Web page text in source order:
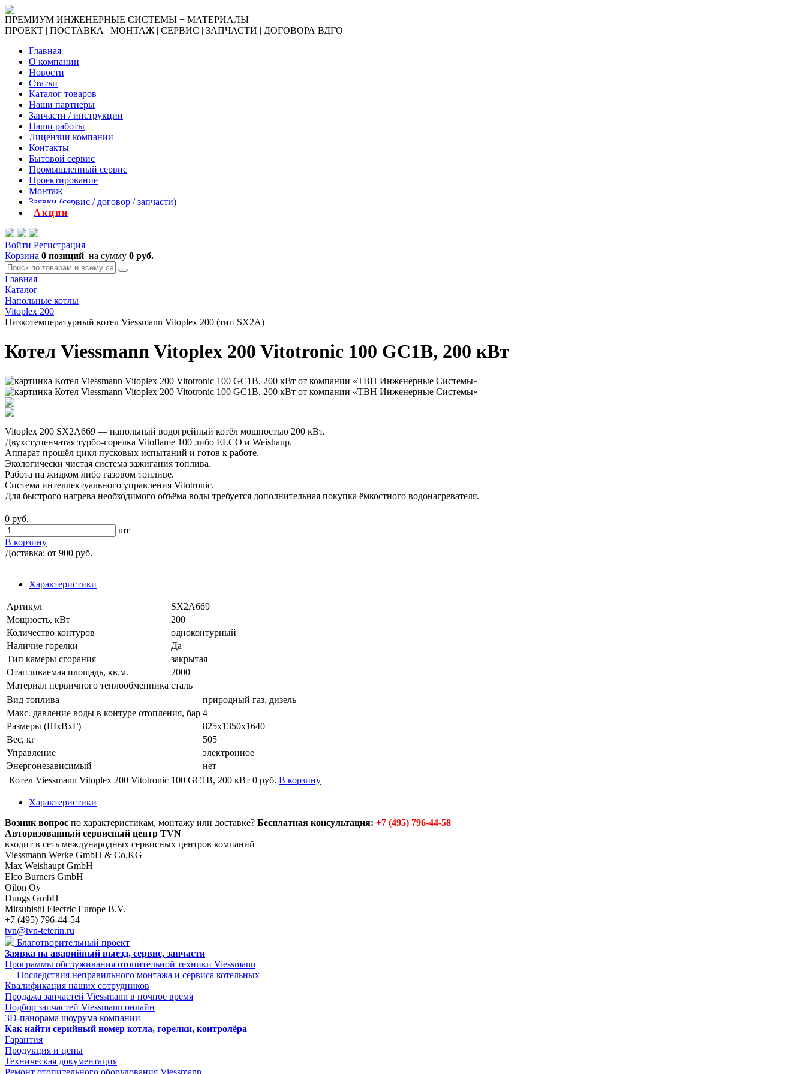
ПРЕМИУМ ИНЖЕНЕРНЫЕ СИСТЕМЫ + МАТЕРИАЛЫ
ПРОЕКТ | ПОСТАВКА | МОНТАЖ | СЕРВИС | ЗАПЧАСТИ | ДОГОВОРА ВДГО
Главная
О компании
Новости
Статьи
Каталог товаров
Наши партнеры
Запчасти / инструкции
Наши работы
Лицензии компании
Контакты
Бытовой сервис
Промышленный сервис
Проектирование
Монтаж
Заявки (сервис / договор / запчасти)
Акции
Войти Регистрация
Корзина 0 позиций на сумму 0 руб.
Главная
Каталог
Напольные котлы
Vitoplex 200
Низкотемпературный котел Viessmann Vitoplex 200 (тип SX2A)
Котел Viessmann Vitoplex 200 Vitotronic 100 GC1B, 200 кВт
Vitoplex 200 SX2A669 — напольный водогрейный котёл мощностью 200 кВт.
Двухступенчатая турбо-горелка Vitoflame 100 либо ELCO и Weishaup.
Аппарат прошёл цикл пусковых испытаний и готов к работе.
Экологически чистая система зажигания топлива.
Работа на жидком либо газовом топливе.
Система интеллектуального управления Vitotronic.
Для быстрого нагрева необходимого объёма воды требуется дополнительная покупка ёмкостного водонагревателя.
0 руб.
шт
В корзину
Доставка: от 900 руб.
Характеристики
Артикул
SX2A669
Мощность, кВт
200
Количество контуров
одноконтурный
Наличие горелки
Да
Тип камеры сгорания
закрытая
Отапливаемая площадь, кв.м.
2000
Материал первичного теплообменника сталь
Вид топлива
природный газ, дизель
Макс. давление воды в контуре отопления, бар 4
Размеры (ШхВхГ)
825x1350x1640
Вес, кг
505
Управление
электронное
Энергонезависимый
нет
Котел Viessmann Vitoplex 200 Vitotronic 100 GC1B, 200 кВт 0 руб. В корзину
Характеристики
Возник вопрос по характеристикам, монтажу или доставке? Бесплатная консультация: +7 (495) 796-44-58
Авторизованный сервисный центр TVN
входит в сеть международных сервисных центров компаний
Viessmann Werke GmbH & Co.KG
Max Weishaupt GmbH
Elco Burners GmbH
Oilon Oy
Dungs GmbH
Mitsubishi Electric Europe B.V.
+7 (495) 796-44-54
tvn@tvn-teterin.ru
Благотворительный проект
Заявка на аварийный выезд, сервис, запчасти
Программы обслуживания отопительной техники Viessmann
Последствия неправильного монтажа и сервиса котельных
Квалификация наших сотрудников
Продажа запчастей Viessmann в ночное время
Подбор запчастей Viessmann онлайн
3D-панорама шоурума компании
Как найти серийный номер котла, горелки, контролёра
Гарантия
Продукция и цены
Техническая документация
Ремонт отопительного оборудования Viessmann